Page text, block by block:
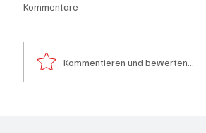
Kommentare
Kommentieren und bewerten...